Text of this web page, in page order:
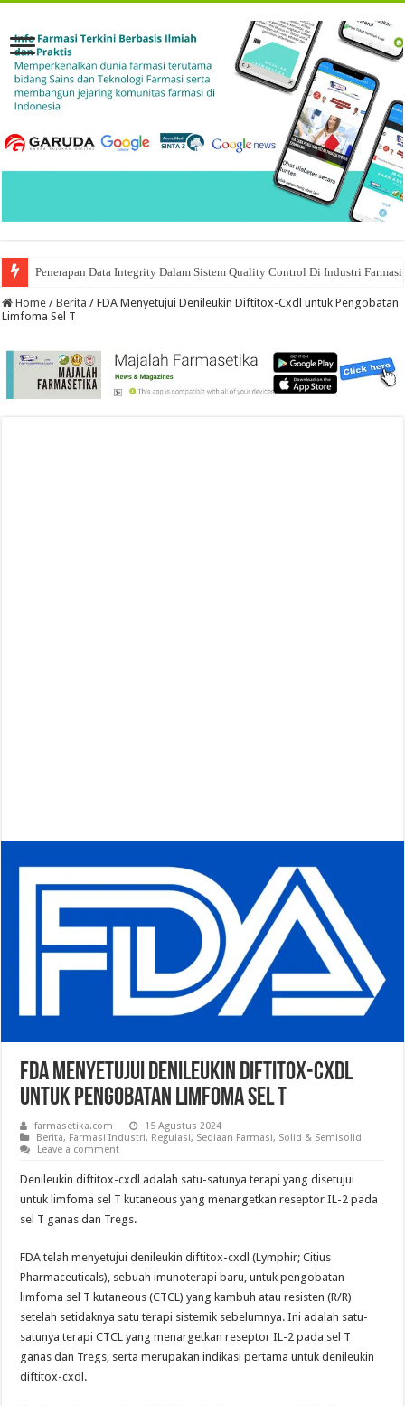
Penerapan Data Integrity Dalam Sistem Quality Control Di Industri Farmasi
Home / Berita / FDA Menyetujui Denileukin Diftitox-Cxdl untuk Pengobatan
Limfoma Sel T
FDA Menyetujui Denileukin Diftitox-Cxdl
untuk Pengobatan Limfoma Sel T
farmasetika.com
15 Agustus 2024
Berita, Farmasi Industri, Regulasi, Sediaan Farmasi, Solid & Semisolid
Leave a comment
Denileukin diftitox-cxdl adalah satu-satunya terapi yang disetujui
untuk limfoma sel T kutaneous yang menargetkan reseptor IL-2 pada
sel T ganas dan Tregs.
FDA telah menyetujui denileukin diftitox-cxdl (Lymphir; Citius
Pharmaceuticals), sebuah imunoterapi baru, untuk pengobatan
limfoma sel T kutaneous (CTCL) yang kambuh atau resisten (R/R)
setelah setidaknya satu terapi sistemik sebelumnya. Ini adalah satu-
satunya terapi CTCL yang menargetkan reseptor IL-2 pada sel T
ganas dan Tregs, serta merupakan indikasi pertama untuk denileukin
diftitox-cxdl.